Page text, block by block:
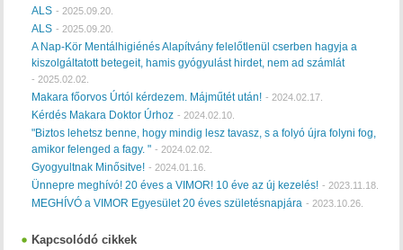
ALS - 2025.09.20.
ALS - 2025.09.20.
A Nap-Kör Mentálhigiénés Alapítvány felelőtlenül cserben hagyja a
kiszolgáltatott betegeit, hamis gyógyulást hirdet, nem ad számlát
- 2025.02.02.
Makara főorvos Úrtól kérdezem. Májműtét után! - 2024.02.17.
Kérdés Makara Doktor Úrhoz - 2024.02.10.
"Biztos lehetsz benne, hogy mindig lesz tavasz, s a folyó újra folyni fog,
amikor felenged a fagy. " - 2024.02.02.
Gyogyultnak Minősitve! - 2024.01.16.
Ünnepre meghívó! 20 éves a VIMOR! 10 éve az új kezelés! - 2023.11.18.
MEGHÍVÓ a VIMOR Egyesület 20 éves születésnapjára - 2023.10.26.
Kapcsolódó cikkek